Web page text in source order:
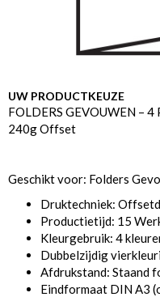
UW PRODUCTKEUZE
FOLDERS GEVOUWEN – 4
240g Offset
Geschikt voor: Folders
Druktechniek:
Productietijd: 15
Kleurgebruik: 4
Dubbelzijdig
Afdrukstand: Staand
Eindformaat DIN A3